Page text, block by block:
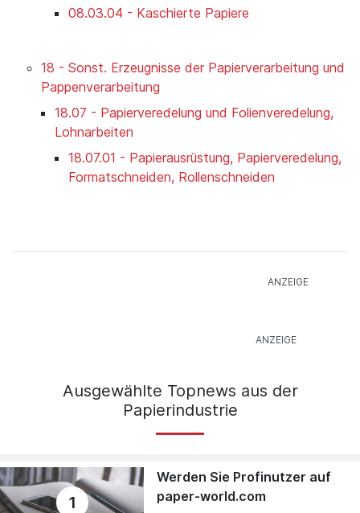
08.03.04 - Kaschierte Papiere
18 - Sonst. Erzeugnisse der Papierverarbeitung und
Pappenverarbeitung
18.07 - Papierveredelung und Folienveredelung,
Lohnarbeiten
18.07.01 - Papierausrüstung, Papierveredelung,
Formatschneiden, Rollenschneiden
Ausgewählte Topnews aus der
Papierindustrie
1
Werden Sie Profinutzer auf
paper-world.com